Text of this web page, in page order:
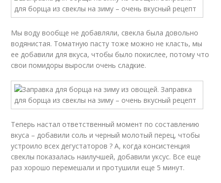
Мы воду вообще не добавляли, свекла была довольно
водянистая. Томатную пасту тоже можно не класть, мы
ее добавили для вкуса, чтобы было покислее, потому что
свои помидоры выросли очень сладкие.
Теперь настал ответственный момент по составлению
вкуса – добавили соль и черный молотый перец, чтобы
устроило всех дегустаторов ? А, когда консистенция
свеклы показалась наилучшей, добавили уксус. Все еще
раз хорошо перемешали и протушили еще 5 минут.